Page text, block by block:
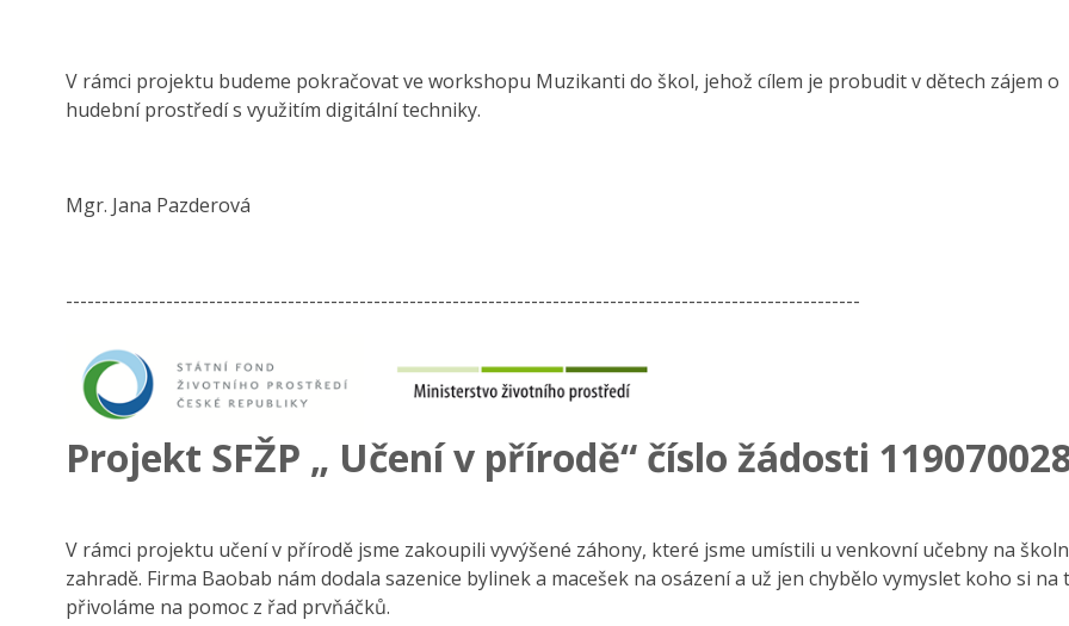
V rámci projektu budeme pokračovat ve workshopu Muzikanti do škol, jehož cílem je probudit v dětech zájem o
hudební prostředí s využitím digitální techniky.
Mgr. Jana Pazderová
---------------------------------------------------------------------------------------------------------------
Projekt SFŽP „ Učení v přírodě“ číslo žádosti
V rámci projektu učení v přírodě jsme zakoupili vyvýšené záhony, které jsme umístili u venkovní učebny na
zahradě. Firma Baobab nám dodala sazenice bylinek a macešek na osázení a už jen chybělo vymyslet koho si na
přivoláme na pomoc z řad prvňáčků.